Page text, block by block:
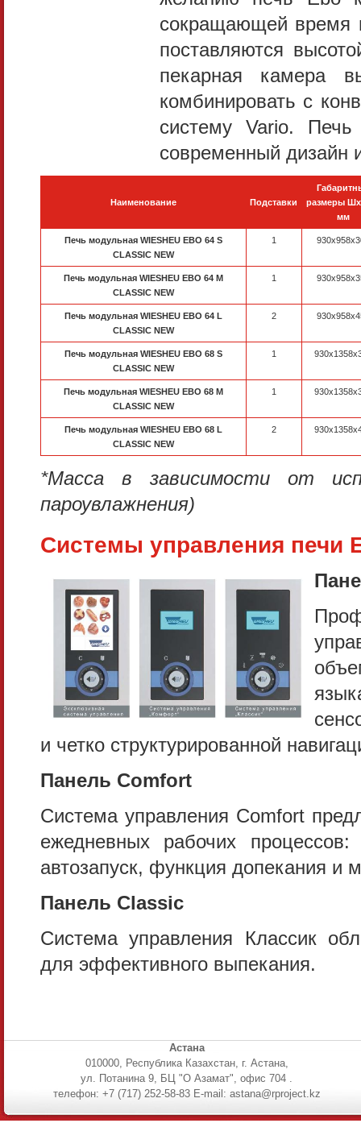
сокращающей время
поставляются
пекарная камера
комбинировать с
систему Vario.
современный дизайн
Наименование Подставки
размеры
мм
Печь модульная WIESHEU EBO 64 S
CLASSIC NEW
1
Печь модульная WIESHEU EBO 64 M
CLASSIC NEW
1
Печь модульная WIESHEU EBO 64 L
CLASSIC NEW
2
Печь модульная WIESHEU EBO 68 S
CLASSIC NEW
1
Печь модульная WIESHEU EBO 68 M
CLASSIC NEW
1
Печь модульная WIESHEU EBO 68 L
CLASSIC NEW
2
*Масса в зависимости от
пароувлажнения)
Системы управления печи
и четко структурированной
Панель Comfort
Система управления Comfort
ежедневных рабочих
автозапуск, функция допекания и
Панель Classic
Система управления Классик
для эффективного выпекания.
Астана
010000, Республика Казахстан, г. Астана,
ул. Потанина 9, БЦ "О Азамат", офис 704 .
телефон: +7 (717) 252-58-83 E-mail: astana@rproject.kz